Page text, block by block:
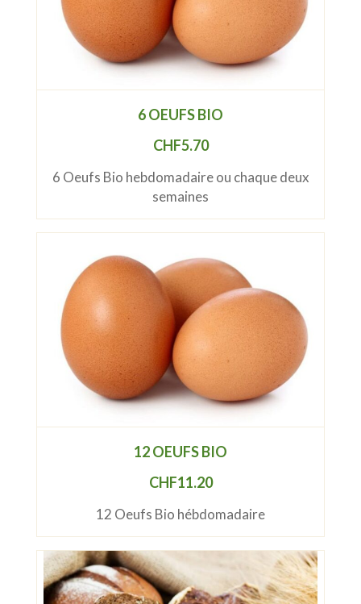
6 OEUFS BIO
CHF5.70
6 Oeufs Bio hebdomadaire ou chaque deux
semaines
12 OEUFS BIO
CHF11.20
12 Oeufs Bio hébdomadaire